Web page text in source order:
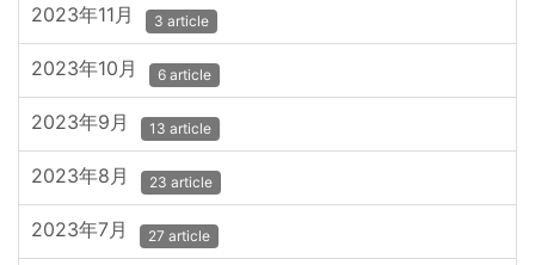
2023年11月 3 article
2023年10月 6 article
2023年9月 13 article
2023年8月 23 article
2023年7月 27 article